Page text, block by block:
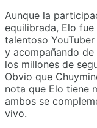
Aunque la
equilibrada, Elo
talentoso
y acompañando
los millones de
Obvio que
nota que Elo tiene
ambos se
vivo.